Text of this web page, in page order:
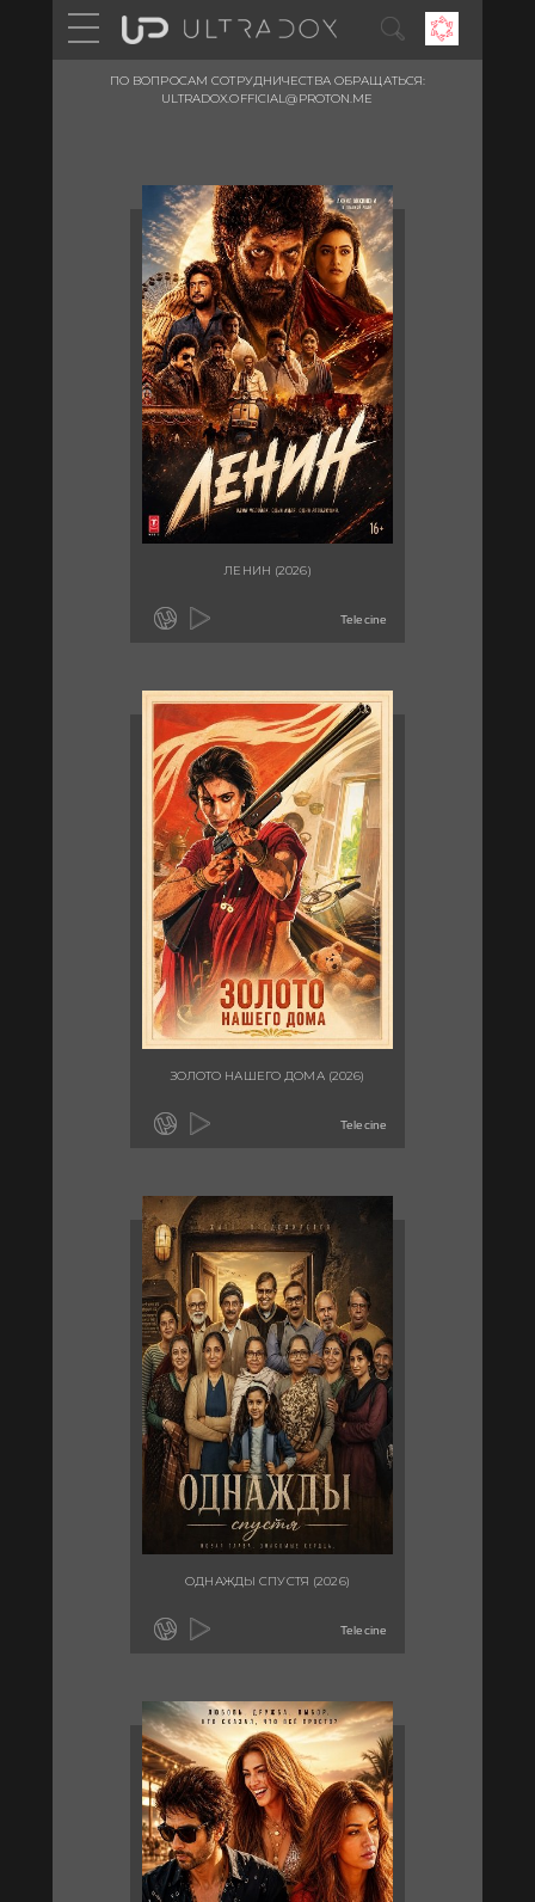
ПО ВОПРОСАМ СОТРУДНИЧЕСТВА ОБРАЩАТЬСЯ:
ULTRADOX.OFFICIAL@PROTON.ME
ЛЕНИН (2026)
Telecine
ЗОЛОТО НАШЕГО ДОМА (2026)
Telecine
ОДНАЖДЫ СПУСТЯ (2026)
Telecine